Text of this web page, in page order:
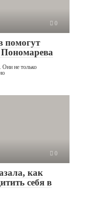
0
помогут
Они не только
0
как
себя в